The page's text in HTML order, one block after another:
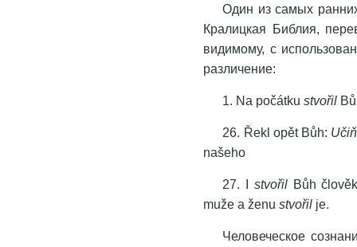
Один из самых
Кралицкая Библия,
видимому, с
различение:
1. Na počátkustvořil
26. Řekl opět Bůh:
našeho
27. I stvořil Bůh
muže a ženustvořil je.
Человеческое